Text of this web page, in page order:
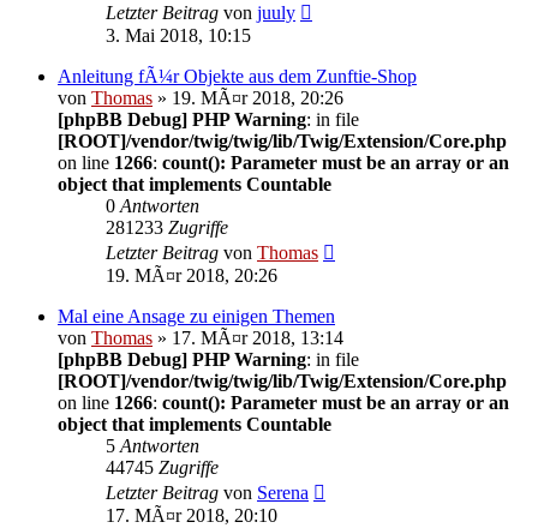
Letzter Beitrag von juuly
3. Mai 2018, 10:15
Anleitung fÃ¼r Objekte aus dem Zunftie-Shop
von Thomas » 19. MÃ¤r 2018, 20:26
[phpBB Debug] PHP Warning: in file
[ROOT]/vendor/twig/twig/lib/Twig/Extension/Core.php
on line 1266: count(): Parameter must be an array or an
object that implements Countable
0 Antworten
281233 Zugriffe
Letzter Beitrag von Thomas
19. MÃ¤r 2018, 20:26
Mal eine Ansage zu einigen Themen
von Thomas » 17. MÃ¤r 2018, 13:14
[phpBB Debug] PHP Warning: in file
[ROOT]/vendor/twig/twig/lib/Twig/Extension/Core.php
on line 1266: count(): Parameter must be an array or an
object that implements Countable
5 Antworten
44745 Zugriffe
Letzter Beitrag von Serena
17. MÃ¤r 2018, 20:10